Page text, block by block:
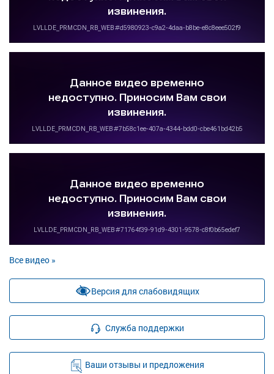
Все видео »
Версия для слабовидящих
Служба поддержки
Ваши отзывы и предложения